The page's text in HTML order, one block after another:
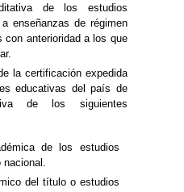
de los estudios
enseñanzas de régimen
con anterioridad a los que
la certificación expedida
educativas del país de
de los siguientes
de los estudios
del título o estudios